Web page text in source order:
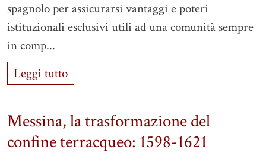
spagnolo per assicurarsi vantaggi e poteri
istituzionali esclusivi utili ad una comunità sempre
in comp...
Leggi tutto
Messina, la trasformazione del
confine terracqueo: 1598-1621